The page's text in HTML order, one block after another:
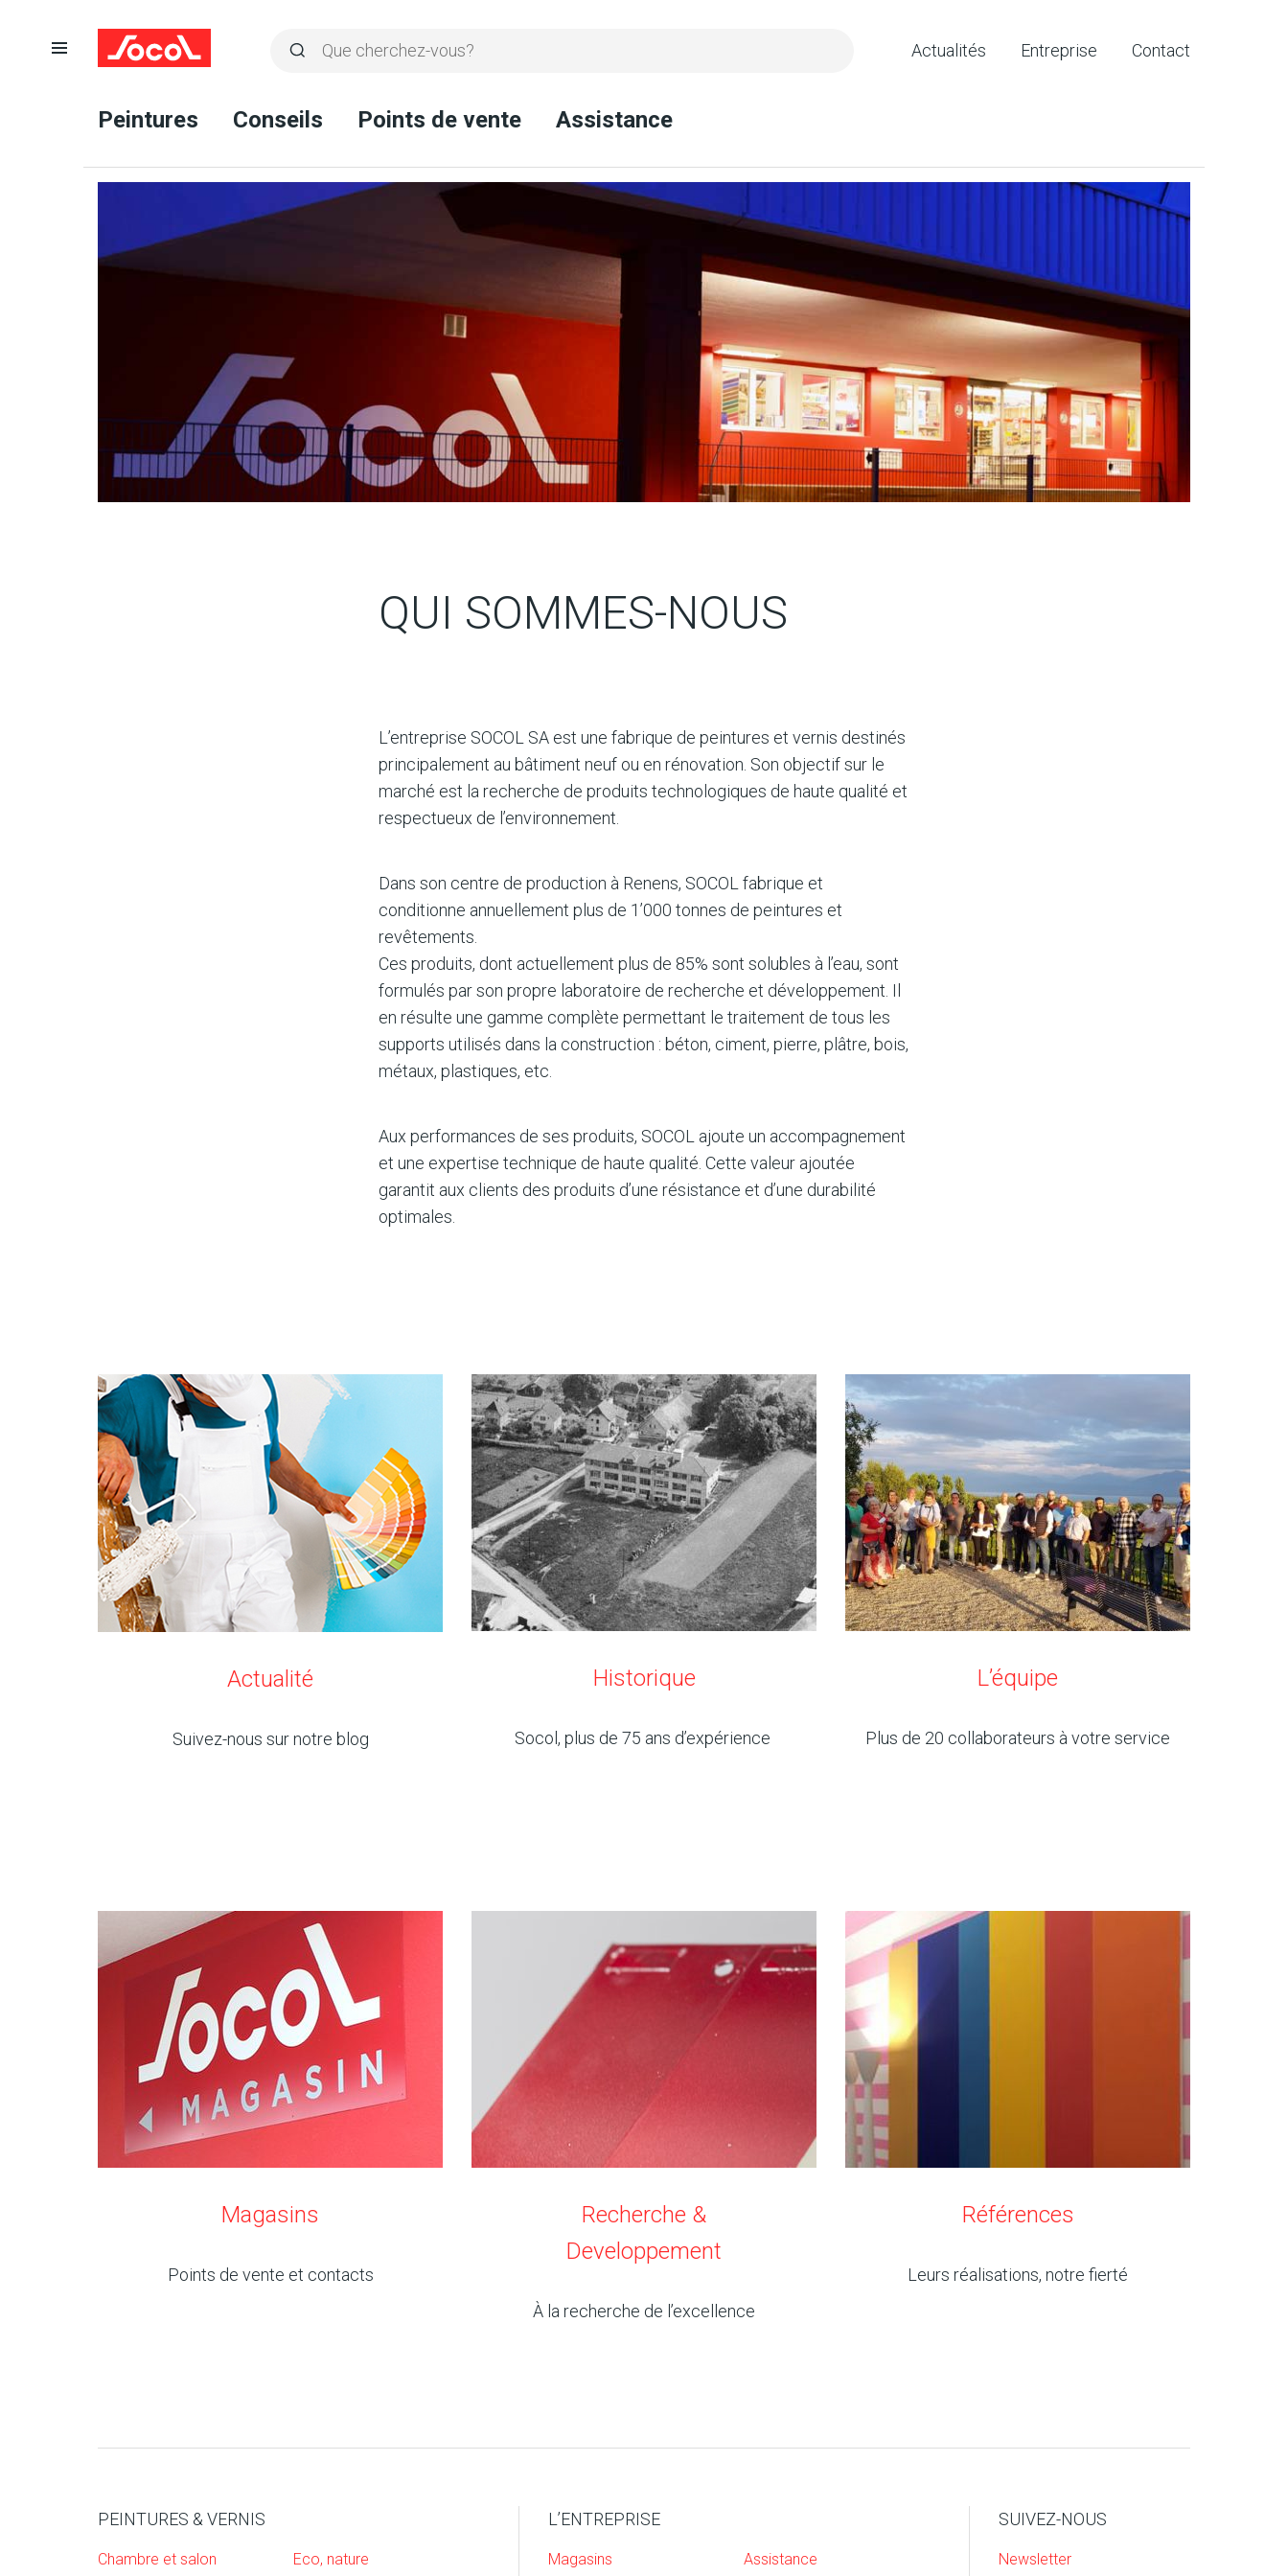
Rechercher
recherche
Ouvrir
Peintures Conseils Points de vente Assistance
Actualités Entreprise Contact
QUI SOMMES-NOUS
L’entreprise SOCOL SA est une fabrique de peintures et vernis destinés
principalement au bâtiment neuf ou en rénovation. Son objectif sur le
marché est la recherche de produits technologiques de haute qualité et
respectueux de l’environnement.
Dans son centre de production à Renens, SOCOL fabrique et
conditionne annuellement plus de 1’000 tonnes de peintures et
revêtements.
Ces produits, dont actuellement plus de 85% sont solubles à l’eau, sont
formulés par son propre laboratoire de recherche et développement. Il
en résulte une gamme complète permettant le traitement de tous les
supports utilisés dans la construction : béton, ciment, pierre, plâtre, bois,
métaux, plastiques, etc.
Aux performances de ses produits, SOCOL ajoute un accompagnement
et une expertise technique de haute qualité. Cette valeur ajoutée
garantit aux clients des produits d’une résistance et d’une durabilité
optimales.
Actualité
Suivez-nous sur notre blog
Historique
Socol, plus de 75 ans d’expérience
L’équipe
Plus de 20 collaborateurs à votre service
Magasins
Points de vente et contacts
Recherche &
Developpement
À la recherche de l’excellence
Références
Leurs réalisations, notre fierté
PEINTURES & VERNIS
Chambre et salon Eco, nature
L’ENTREPRISE
Magasins Assistance
SUIVEZ-NOUS
Newsletter